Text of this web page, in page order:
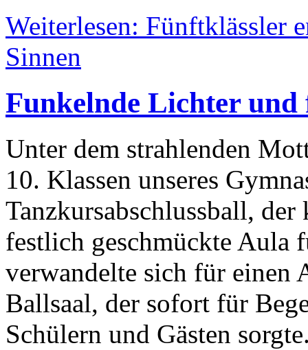
Weiterlesen: Fünftklässler
Sinnen
Funkelnde Lichter und
Unter dem strahlenden
10. Klassen unseres
Tanzkursabschlussball,
festlich geschmückte Aula
verwandelte sich für einen
Ballsaal, der sofort für
Schülern und Gästen